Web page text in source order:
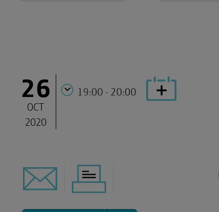
26
OCT
2020
19:00 - 20:00